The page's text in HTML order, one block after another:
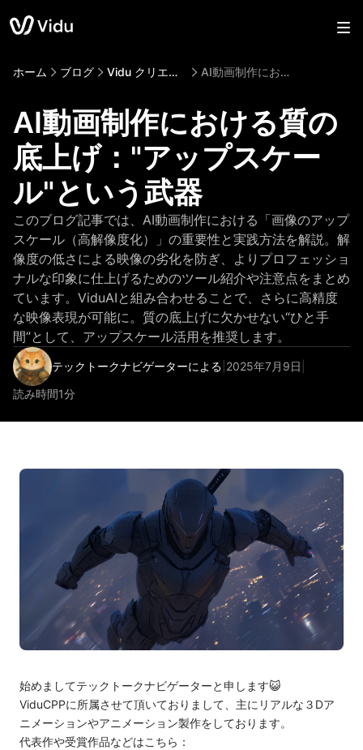
ホーム ブログ Vidu クリエイターインサイト AI動画制作における質の底上げ："アップスケール"という武器
AI動画制作における質の
底上げ："アップスケー
ル"という武器
このブログ記事では、AI動画制作における「画像のアップ
スケール（高解像度化）」の重要性と実践方法を解説。解
像度の低さによる映像の劣化を防ぎ、よりプロフェッショ
ナルな印象に仕上げるためのツール紹介や注意点をまとめ
ています。ViduAIと組み合わせることで、さらに高精度
な映像表現が可能に。質の底上げに欠かせない“ひと手
間”として、アップスケール活用を推奨します。
テックトークナビゲーターによる 2025年7月9日
読み時間1分
始めましてテックトークナビゲーターと申します😺
ViduCPPに所属させて頂いておりまして、主にリアルな３Dア
ニメーションやアニメーション製作をしております。
代表作や受賞作品などはこちら：